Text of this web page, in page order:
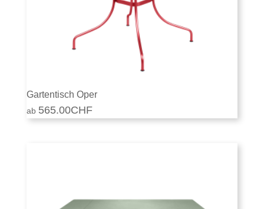
Gartentisch Oper
565.00CHF